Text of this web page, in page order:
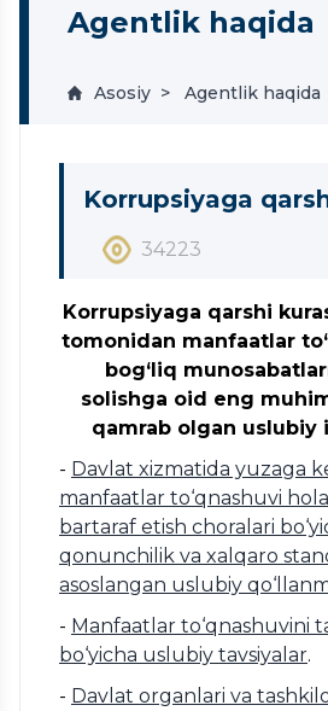
Agentlik haqida
Asosiy Agentlik haqida
Korrupsiyaga
34223
Korrupsiyaga qarshi
tomonidan manfaatlar
bog‘liq
solishga oid eng
qamrab olgan uslubiy
- Davlat xizmatida yuzaga
manfaatlar to‘qnashuvi
bartaraf etish choralari
qonunchilik va xalqaro
asoslangan uslubiy
- Manfaatlar to‘qnashuvini
bo‘yicha uslubiy tavsiyalar.
- Davlat organlari va